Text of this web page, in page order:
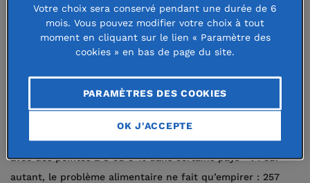
Français pour la Solidarité
Internationale (CFSI) : « Consommer
Local : l'avenir de l'alimentation en
Afrique de l'Ouest ».
le PIB du continent augmente de 4 % par an en moyenne,
avec des pointes à 8 ou 9 % dans certains pays
. Pour
autant, le problème alimentaire ne fait qu’empirer : 257
Votre choix sera conservé pendant une durée de 6
mois. Vous pouvez modifier votre choix à tout
moment en cliquant sur le lien « Paramètre des
cookies » en bas de page du site.
PARAMÈTRES DES COOKIES
OK J'ACCEPTE